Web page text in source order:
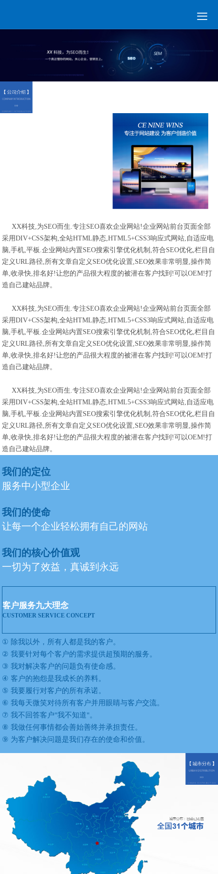

首页
网站建设
营销网站
手机网站
全网营销
网站优化
400电话
优化案例
建站案例
新闻动态
联系我们
XX科技,为SEO而生.专注SEO喜欢企业网站!企业网站前台页面全部
采用DIV+CSS架构,全站HTML静态,HTML5+CSS3响应式网站,自适应电
脑,手机,平板.企业网站内置SEO搜索引擎优化机制,符合SEO优化,栏目自
定义URL路径,所有文章自定义SEO优化设置,SEO效果非常明显,操作简
单,收录快,排名好!让您的产品很大程度的被潜在客户找到!可以OEM!打
造自己建站品牌。
XX科技,为SEO而生.专注SEO喜欢企业网站!企业网站前台页面全部
采用DIV+CSS架构,全站HTML静态,HTML5+CSS3响应式网站,自适应电
脑,手机,平板.企业网站内置SEO搜索引擎优化机制,符合SEO优化,栏目自
定义URL路径,所有文章自定义SEO优化设置,SEO效果非常明显,操作简
单,收录快,排名好!让您的产品很大程度的被潜在客户找到!可以OEM!打
造自己建站品牌。
XX科技,为SEO而生.专注SEO喜欢企业网站!企业网站前台页面全部
采用DIV+CSS架构,全站HTML静态,HTML5+CSS3响应式网站,自适应电
脑,手机,平板.企业网站内置SEO搜索引擎优化机制,符合SEO优化,栏目自
定义URL路径,所有文章自定义SEO优化设置,SEO效果非常明显,操作简
单,收录快,排名好!让您的产品很大程度的被潜在客户找到!可以OEM!打
造自己建站品牌。
我们的定位
服务中小型企业
我们的使命
让每一个企业轻松拥有自己的网站
我们的核心价值观
一切为了效益，真诚到永远
客户服务九大理念
CUSTOMER SERVICE CONCEPT
① 除我以外，所有人都是我的客户。
② 我要针对每个客户的需求提供超预期的服务。
③ 我对解决客户的问题负有使命感。
④ 客户的抱怨是我成长的养料。
⑤ 我要履行对客户的所有承诺。
⑥ 我每天微笑对待所有客户并用眼睛与客户交流。
⑦ 我不回答客户"我不知道"。
⑧ 我做任何事情都会善始善终并承担责任。
⑨ 为客户解决问题是我们存在的使命和价值。